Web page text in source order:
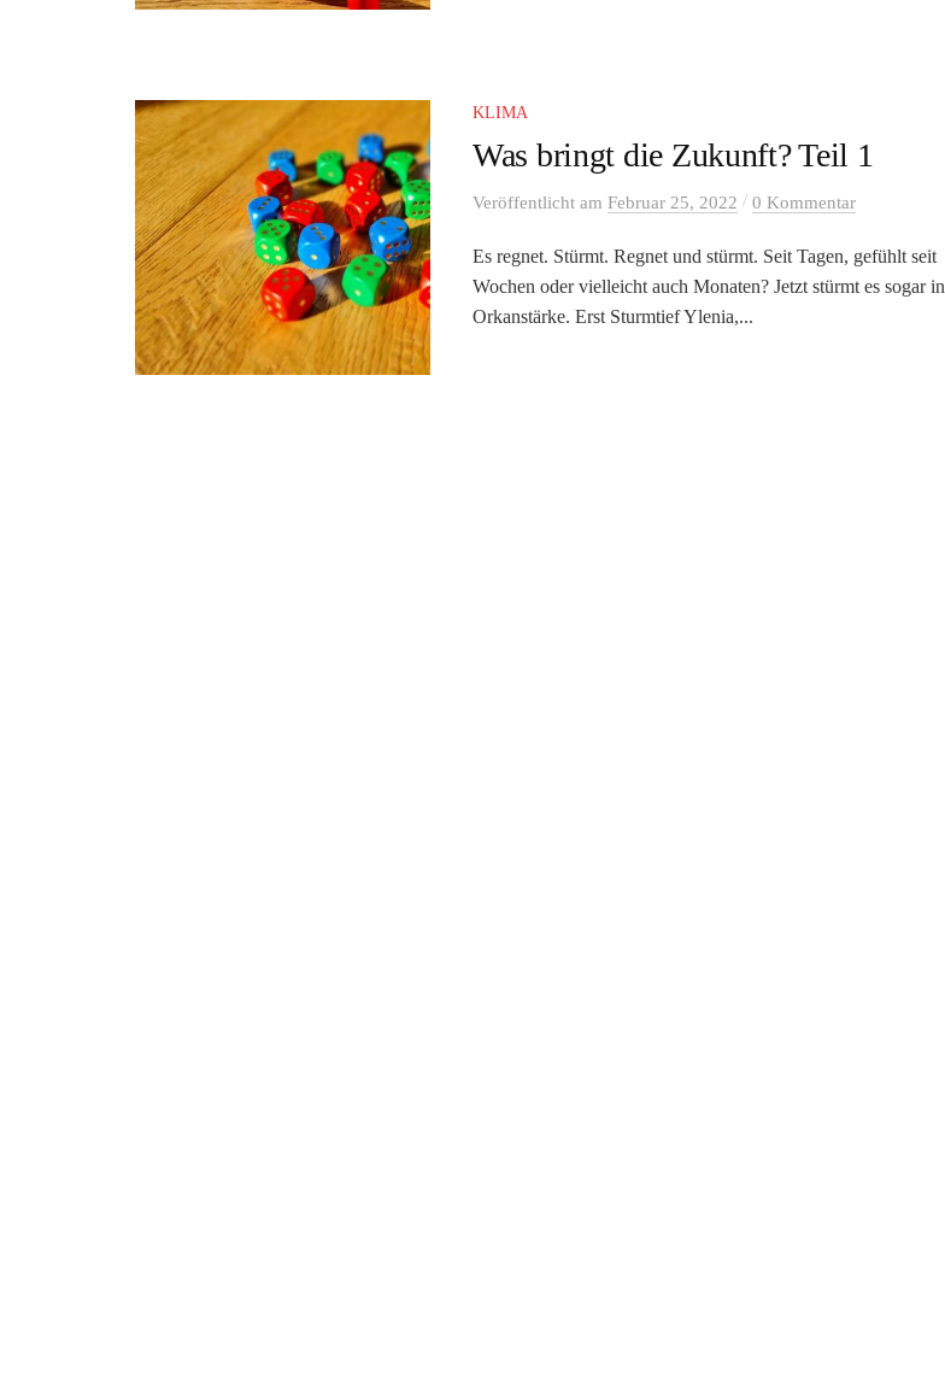
KLIMA
Was bringt die Zukunft? Teil 1
Veröffentlicht am Februar 25, 2022 / 0 Kommentar
Es regnet. Stürmt. Regnet und stürmt. Seit Tagen, gefühlt seit
Wochen oder vielleicht auch Monaten? Jetzt stürmt es sogar in
Orkanstärke. Erst Sturmtief Ylenia,...